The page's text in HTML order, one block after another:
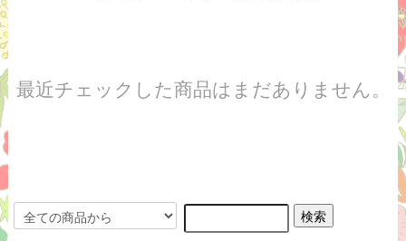
最近チェックした商品はまだありません。